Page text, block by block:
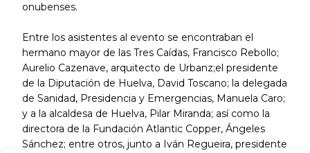
onubenses.
Entre los asistentes al evento se encontraban el
hermano mayor de las Tres Caídas, Francisco Rebollo;
Aurelio Cazenave, arquitecto de Urbanz;el presidente
de la Diputación de Huelva, David Toscano; la delegada
de Sanidad, Presidencia y Emergencias, Manuela Caro;
y a la alcaldesa de Huelva, Pilar Miranda; así como la
directora de la Fundación Atlantic Copper, Ángeles
Sánchez; entre otros, junto a Iván Regueira, presidente